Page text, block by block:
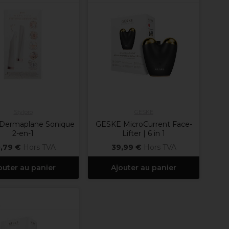
Sonique
2-en-1
€ Hors TVA
au panier
GESKE MicroCurrent Face-
Lifter | 6 in 1
39,99 € Hors TVA
Ajouter au panier